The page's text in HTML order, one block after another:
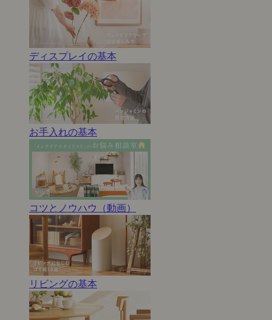
ディスプレイの基本
お手入れの基本
コツとノウハウ（動画）
リビングの基本